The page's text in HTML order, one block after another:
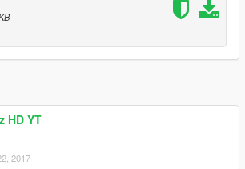
HD YT
2017